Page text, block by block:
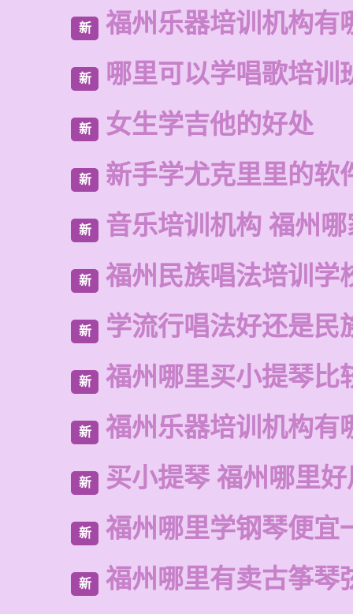
新 福州乐器培训机构有
新 哪里可以学唱歌培训
新 女生学吉他的好处
新 新手学尤克里里的软
新 音乐培训机构 福州
新 福州民族唱法培训学
新 学流行唱法好还是民
新 福州哪里买小提琴比
新 福州乐器培训机构有
新 买小提琴 福州哪里
新 福州哪里学钢琴便宜
新 福州哪里有卖古筝琴